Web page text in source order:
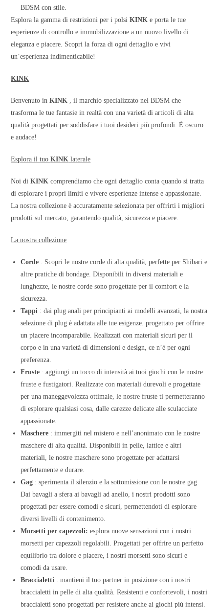
BDSM con stile.
Esplora la gamma di restrizioni per i polsiKINK e porta le tue
esperienze di controllo e immobilizzazione a un nuovo livello di
eleganza e piacere. Scopri la forza di ogni dettaglio e vivi
un’esperienza indimenticabile!
KINK
Benvenuto inKINK , il marchio specializzato nel BDSM che
trasforma le tue fantasie in realtà con una varietà di articoli di alta
qualità progettati per soddisfare i tuoi desideri più profondi. È oscuro
e audace!
Esplora il tuoKINK laterale
Noi diKINK comprendiamo che ogni dettaglio conta quando si tratta
di esplorare i propri limiti e vivere esperienze intense e appassionate.
La nostra collezione è accuratamente selezionata per offrirti i migliori
prodotti sul mercato, garantendo qualità, sicurezza e piacere.
La nostra collezione
Corde : Scopri le nostre corde di alta qualità, perfette per Shibari e
altre pratiche di bondage. Disponibili in diversi materiali e
lunghezze, le nostre corde sono progettate per il comfort e la
sicurezza.
Tappi : dai plug anali per principianti ai modelli avanzati, la nostra
selezione di plug è adattata alle tue esigenze. progettato per offrire
un piacere incomparabile. Realizzati con materiali sicuri per il
corpo e in una varietà di dimensioni e design, ce n’è per ogni
preferenza.
Fruste : aggiungi un tocco di intensità ai tuoi giochi con le nostre
fruste e fustigatori. Realizzate con materiali durevoli e progettate
per una maneggevolezza ottimale, le nostre fruste ti permetteranno
di esplorare qualsiasi cosa, dalle carezze delicate alle sculacciate
appassionate.
Maschere : immergiti nel mistero e nell’anonimato con le nostre
maschere di alta qualità. Disponibili in pelle, lattice e altri
materiali, le nostre maschere sono progettate per adattarsi
perfettamente e durare.
Gag : sperimenta il silenzio e la sottomissione con le nostre gag.
Dai bavagli a sfera ai bavagli ad anello, i nostri prodotti sono
progettati per essere comodi e sicuri, permettendoti di esplorare
diversi livelli di contenimento.
Morsetti per capezzoli: esplora nuove sensazioni con i nostri
morsetti per capezzoli regolabili. Progettati per offrire un perfetto
equilibrio tra dolore e piacere, i nostri morsetti sono sicuri e
comodi da usare.
Braccialetti : mantieni il tuo partner in posizione con i nostri
braccialetti in pelle di alta qualità. Resistenti e confortevoli, i nostri
braccialetti sono progettati per resistere anche ai giochi più intensi.